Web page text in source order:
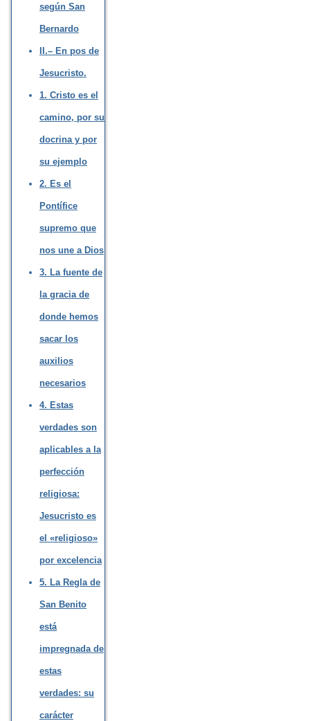
según San
Bernardo
II.– En pos de
Jesucristo.
1. Cristo es el
camino, por su
docrina y por
su ejemplo
2. Es el
Pontífice
supremo que
nos une a Dios
3. La fuente de
la gracia de
donde hemos
sacar los
auxilios
necesarios
4. Estas
verdades son
aplicables a la
perfección
religiosa:
Jesucristo es
el «religioso»
por excelencia
5. La Regla de
San Benito
está
impregnada de
estas
verdades: su
carácter